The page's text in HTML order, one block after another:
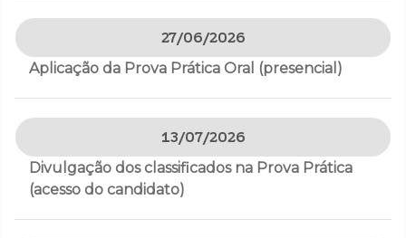
27/06/2026
Aplicação da Prova Prática Oral (presencial)
13/07/2026
Divulgação dos classificados na Prova Prática
(acesso do candidato)